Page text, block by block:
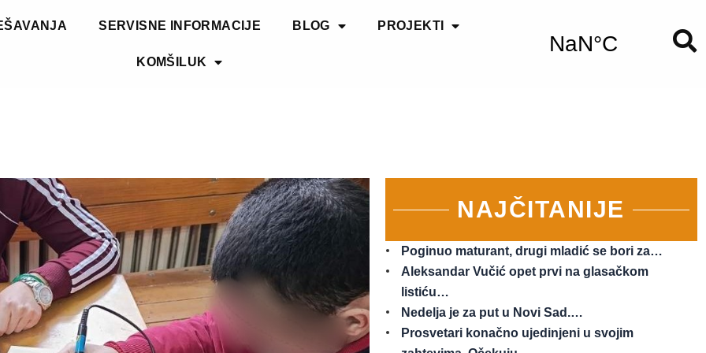
SERVISNE INFORMACIJE BLOG PROJEKTI
KOMŠILUK
NAJČITANIJE
Poginuo maturant, drugi mladić se bori za…
Aleksandar Vučić opet prvi na glasačkom
listiću…
Nedelja je za put u Novi Sad.…
Prosvetari konačno ujedinjeni u svojim